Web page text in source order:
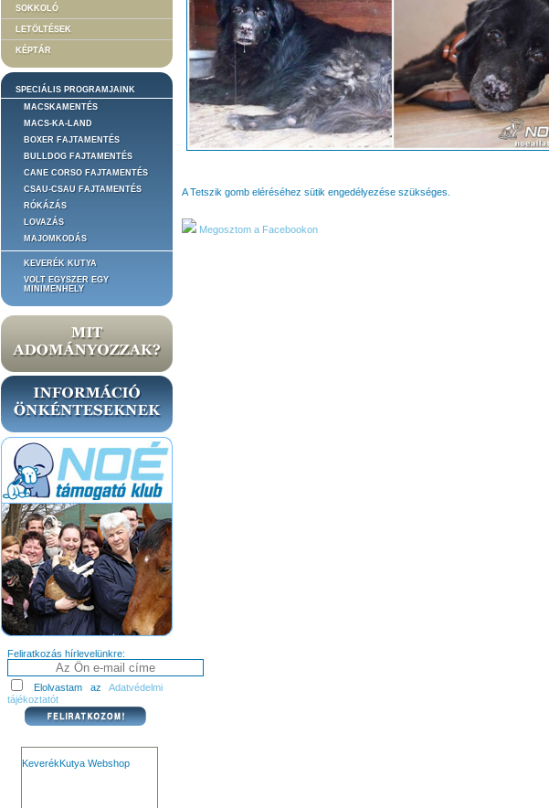
SOKKOLÓ
LETÖLTÉSEK
KÉPTÁR
SPECIÁLIS PROGRAMJAINK
MACSKAMENTÉS
MACS-KA-LAND
BOXER FAJTAMENTÉS
BULLDOG FAJTAMENTÉS
CANE CORSO FAJTAMENTÉS
CSAU-CSAU FAJTAMENTÉS
RÓKÁZÁS
LOVAZÁS
MAJOMKODÁS
KEVERÉK KUTYA
VOLT EGYSZER EGY
MINIMENHELY
Feliratkozás hírlevelünkre:
Elolvastam az Adatvédelmi
tájékoztatót
KeverékKutya Webshop
A Tetszik gomb eléréséhez sütik engedélyezése szükséges.
Megosztom a Facebookon